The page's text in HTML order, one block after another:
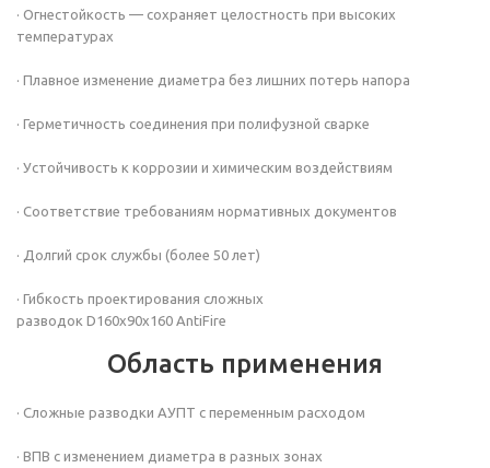
· Огнестойкость — сохраняет целостность при высоких
температурах
· Плавное изменение диаметра без лишних потерь напора
· Герметичность соединения при полифузной сварке
· Устойчивость к коррозии и химическим воздействиям
· Соответствие требованиям нормативных документов
· Долгий срок службы (более 50 лет)
· Гибкость проектирования сложных
разводок D160х90х160 AntiFire
Область применения
· Сложные разводки АУПТ с переменным расходом
· ВПВ с изменением диаметра в разных зонах